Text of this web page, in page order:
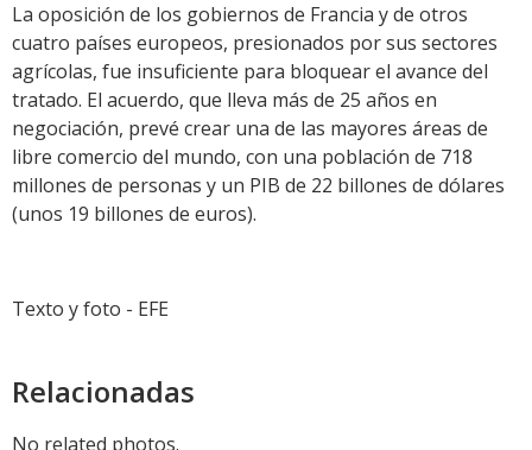
La oposición de los gobiernos de Francia y de otros
cuatro países europeos, presionados por sus sectores
agrícolas, fue insuficiente para bloquear el avance del
tratado. El acuerdo, que lleva más de 25 años en
negociación, prevé crear una de las mayores áreas de
libre comercio del mundo, con una población de 718
millones de personas y un PIB de 22 billones de dólares
(unos 19 billones de euros).
Texto y foto - EFE
Relacionadas
No related photos.